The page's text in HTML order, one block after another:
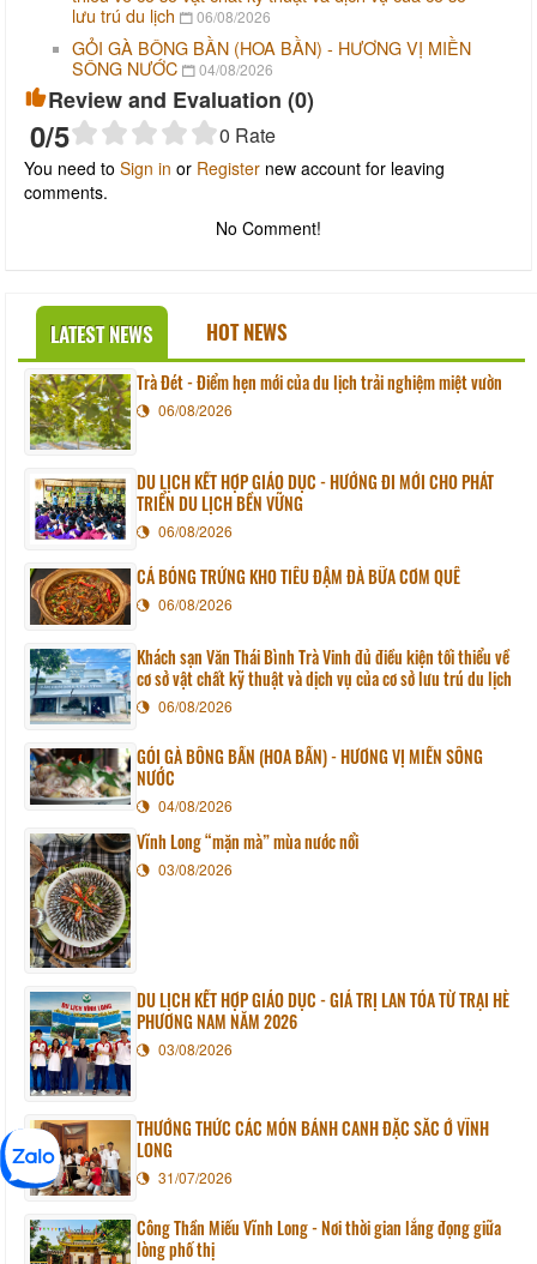
lưu trú du lịch
06/08/2026
GỎI GÀ BÔNG BẦN (HOA BẦN) - HƯƠNG VỊ MIỀN
SÔNG NƯỚC
04/08/2026
Review and Evaluation (0)
0/5 0 Rate
You need to Sign in or Register new account for leaving
comments.
No Comment!
LATEST NEWS HOT NEWS
Trà Đét - Điểm hẹn mới của du lịch trải nghiệm miệt vườn
06/08/2026
DU LỊCH KẾT HỢP GIÁO DỤC - HƯỚNG ĐI MỚI CHO PHÁT
TRIỂN DU LỊCH BỀN VỮNG
06/08/2026
CÁ BÓNG TRỨNG KHO TIÊU ĐẬM ĐÀ BỮA CƠM QUÊ
06/08/2026
Khách sạn Văn Thái Bình Trà Vinh đủ điều kiện tối thiểu về
cơ sở vật chất kỹ thuật và dịch vụ của cơ sở lưu trú du lịch
06/08/2026
GỎI GÀ BÔNG BẦN (HOA BẦN) - HƯƠNG VỊ MIỀN SÔNG
NƯỚC
04/08/2026
Vĩnh Long “mặn mà” mùa nước nổi
03/08/2026
DU LỊCH KẾT HỢP GIÁO DỤC - GIÁ TRỊ LAN TỎA TỪ TRẠI HÈ
PHƯƠNG NAM NĂM 2026
03/08/2026
THƯỞNG THỨC CÁC MÓN BÁNH CANH ĐẶC SẮC Ở VĨNH
LONG
31/07/2026
Công Thần Miếu Vĩnh Long - Nơi thời gian lắng đọng giữa
lòng phố thị